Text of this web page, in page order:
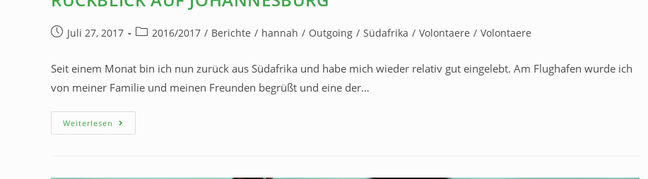
Juli 27, 2017 2016/2017 / Berichte / hannah / Outgoing / Südafrika / Volontaere / Volontaere
Seit einem Monat bin ich nun zurück aus Südafrika und habe mich wieder relativ gut eingelebt. Am Flughafen wurde ich
von meiner Familie und meinen Freunden begrüßt und eine der…
Weiterlesen